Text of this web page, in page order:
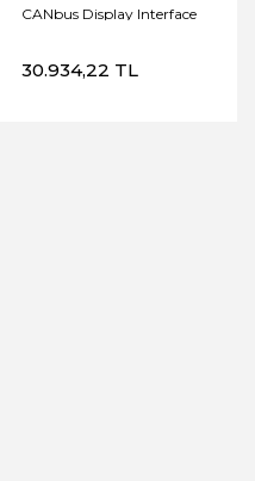
CANbus Display Interface
30.934,22 TL